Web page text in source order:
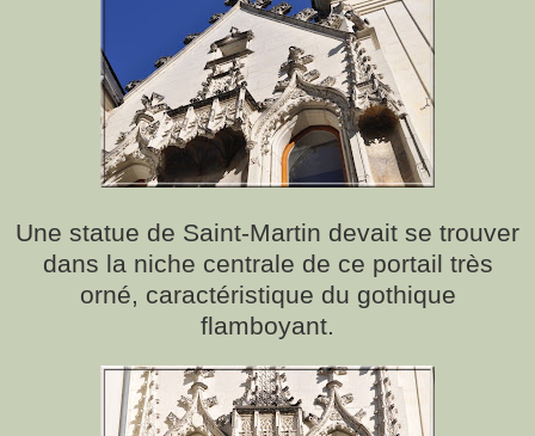
Une statue de Saint-Martin devait se trouver
dans la niche centrale de ce portail très
orné, caractéristique du gothique
flamboyant.